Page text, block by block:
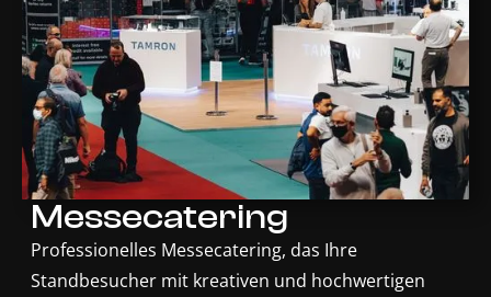
Messecatering
Professionelles Messecatering, das Ihre
Standbesucher mit kreativen und hochwertigen